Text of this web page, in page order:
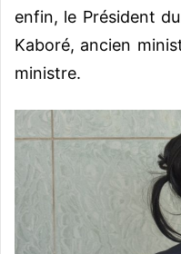
enfin, le Président
Kaboré, ancien
ministre.